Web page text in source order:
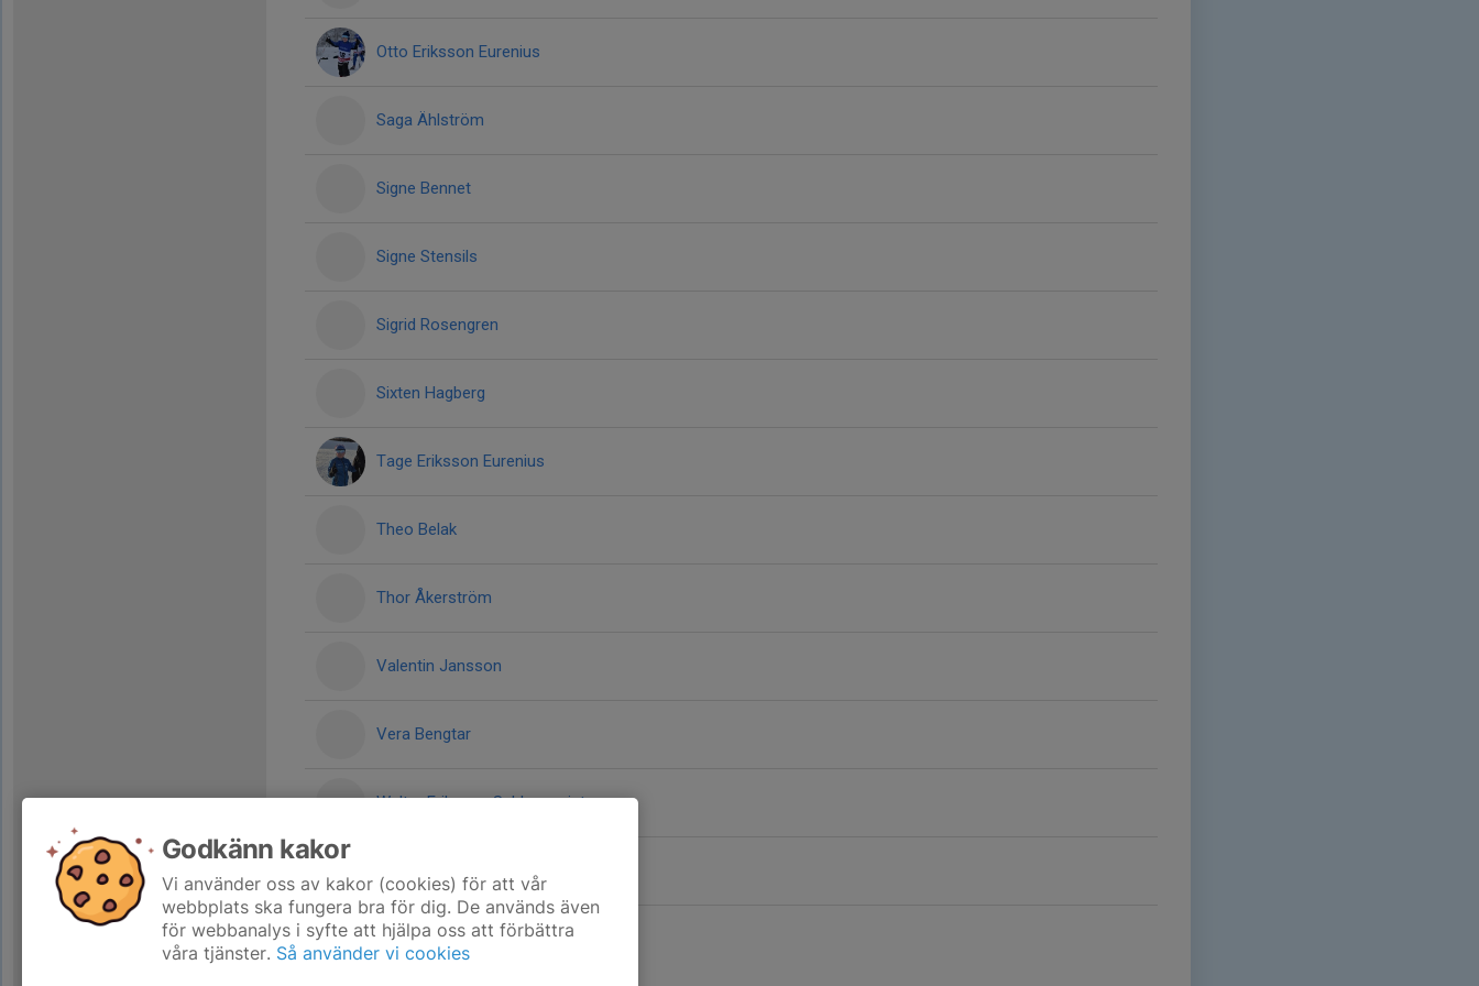
Otto Eriksson Eurenius
Saga Ählström
Signe Bennet
Signe Stensils
Sigrid Rosengren
Sixten Hagberg
Tage Eriksson Eurenius
Theo Belak
Thor Åkerström
Valentin Jansson
Vera Bengtar
Walter Eriksson Schleenvoigt
Godkänn kakor
Vi använder oss av kakor (cookies) för att vår
webbplats ska fungera bra för dig. De används även
för webbanalys i syfte att hjälpa oss att förbättra
våra tjänster. Så använder vi cookies